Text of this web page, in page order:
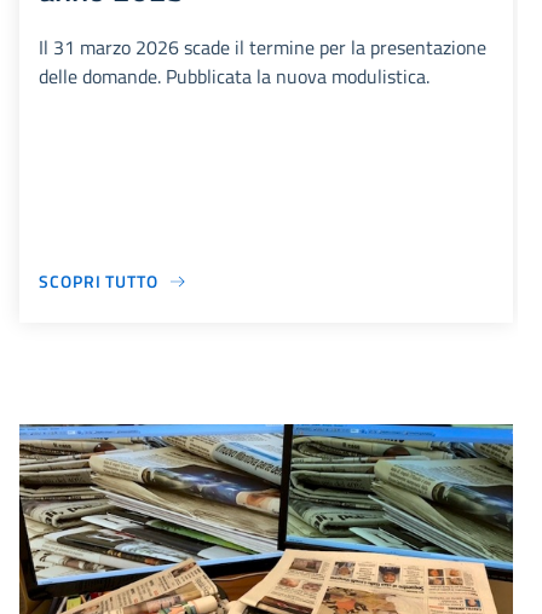
Il 31 marzo 2026 scade il termine per la presentazione
delle domande. Pubblicata la nuova modulistica.
SCOPRI TUTTO